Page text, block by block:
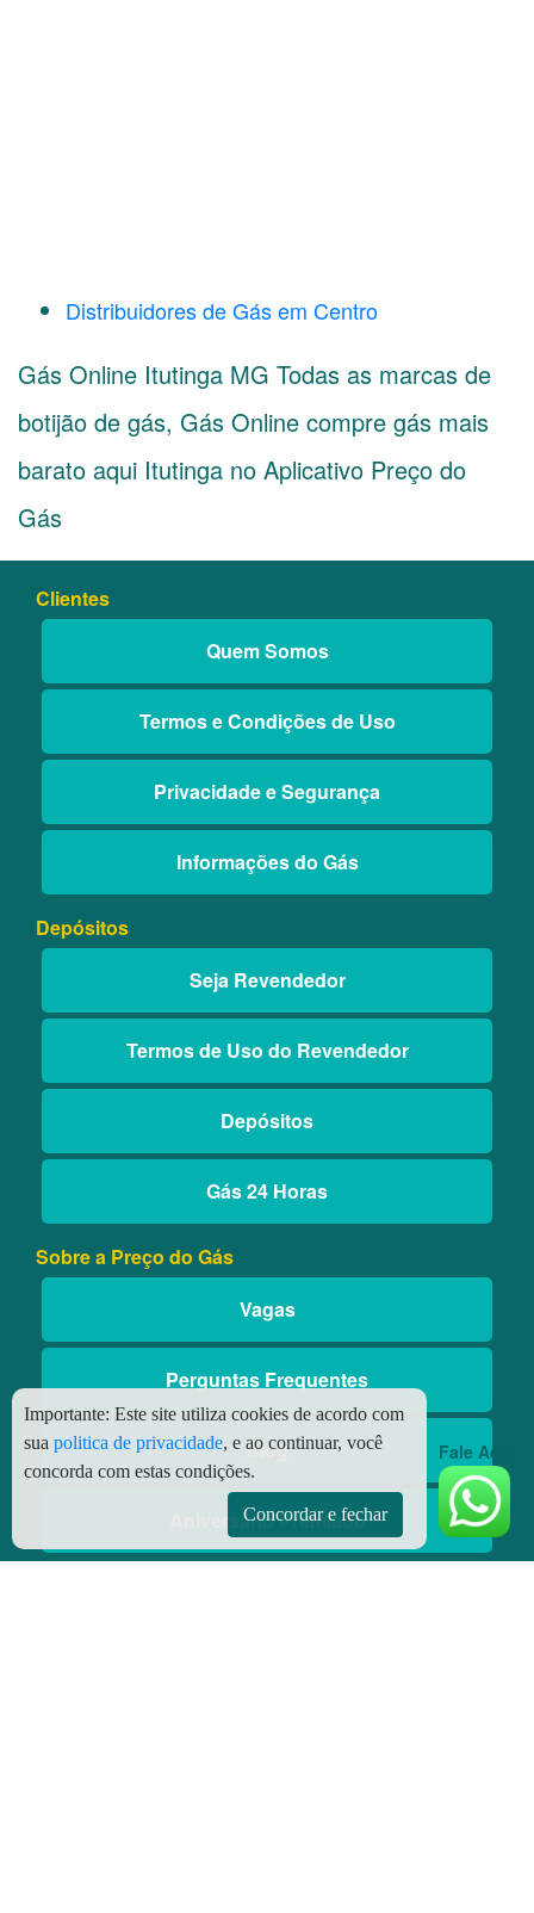
Distribuidores de Gás em Centro
Gás Online Itutinga MG Todas as marcas de
botijão de gás, Gás Online compre gás mais
barato aqui Itutinga no Aplicativo Preço do
Gás
Fale Aqui
Clientes
Quem Somos
Termos e Condições de Uso
Privacidade e Segurança
Informações do Gás
Depósitos
Seja Revendedor
Termos de Uso do Revendedor
Depósitos
Gás 24 Horas
Sobre a Preço do Gás
Vagas
Perguntas Frequentes
Blog
Aniversário Premiado
Importante: Este site utiliza cookies de acordo com
sua politica de privacidade, e ao continuar, você
concorda com estas condições.
Concordar e fechar